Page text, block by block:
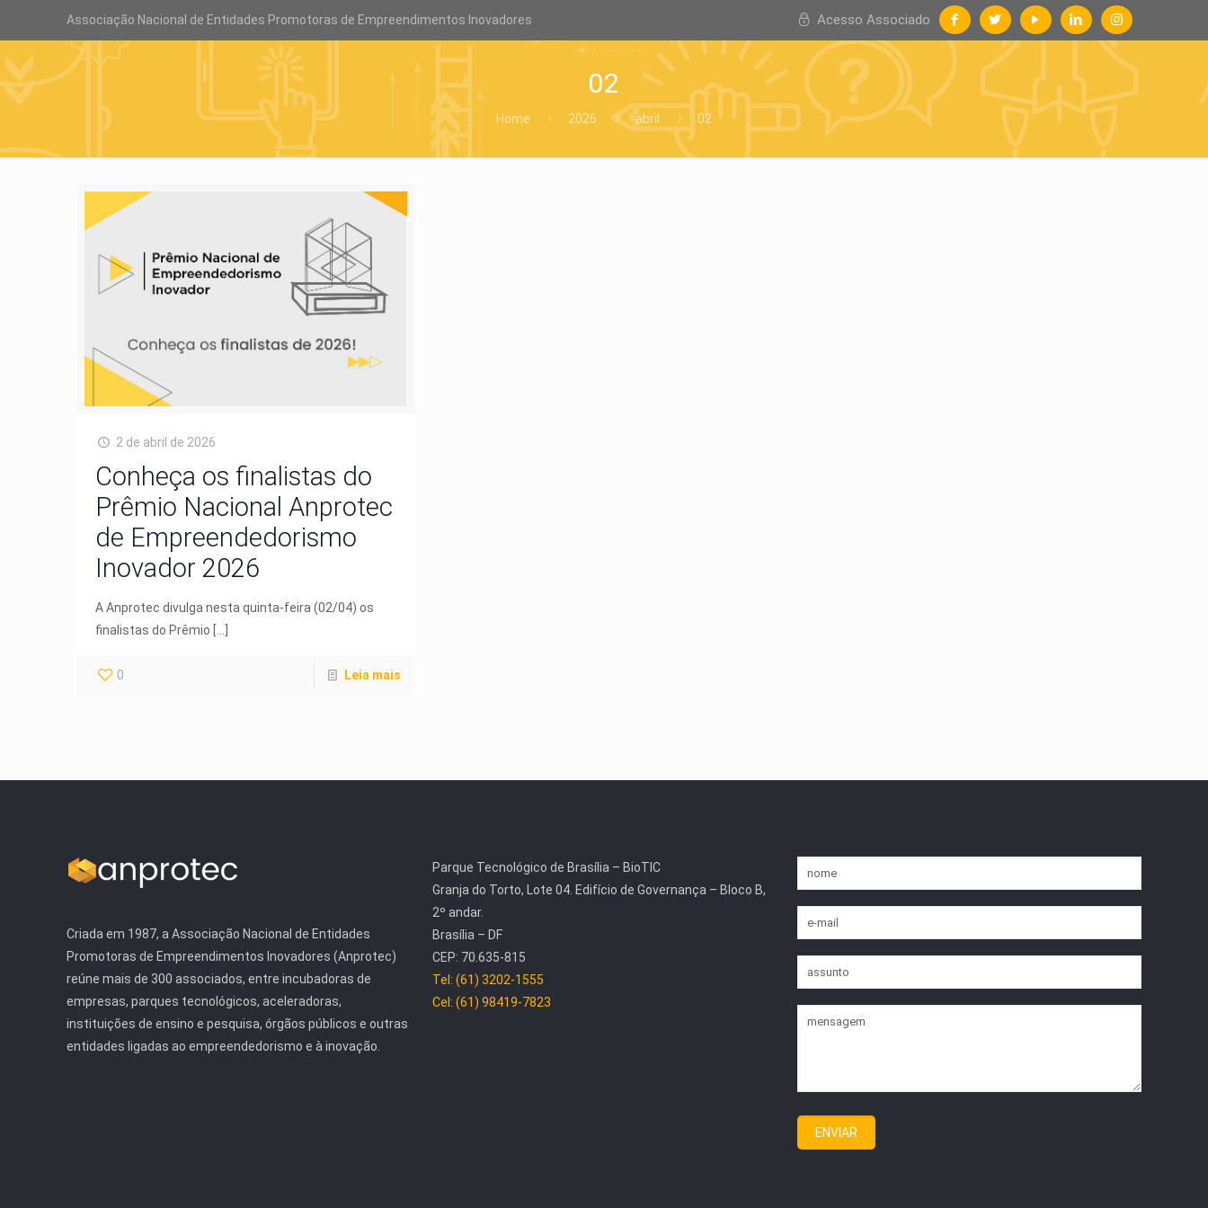
Associação Nacional de Entidades Promotoras de Empreendimentos Inovadores Acesso Associado
02
Home 2026 abril 02
2 de abril de 2026
Conheça os finalistas do
Prêmio Nacional Anprotec
de Empreendedorismo
Inovador 2026
A Anprotec divulga nesta quinta-feira (02/04) os
finalistas do Prêmio […]
0 Leia mais
Criada em 1987, a Associação Nacional de Entidades
Promotoras de Empreendimentos Inovadores (Anprotec)
reúne mais de 300 associados, entre incubadoras de
empresas, parques tecnológicos, aceleradoras,
instituições de ensino e pesquisa, órgãos públicos e outras
entidades ligadas ao empreendedorismo e à inovação.
Parque Tecnológico de Brasília – BioTIC
Granja do Torto, Lote 04. Edifício de Governança – Bloco B,
2º andar.
Brasília – DF
CEP: 70.635-815
Tel: (61) 3202-1555
Cel: (61) 98419-7823